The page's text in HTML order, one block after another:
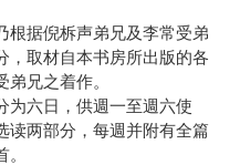
据倪柝声弟兄及李常受弟
，取材自本书房所出版的各
兄之着作。
六日，供週一至週六使
读两部分，每週并附有全篇